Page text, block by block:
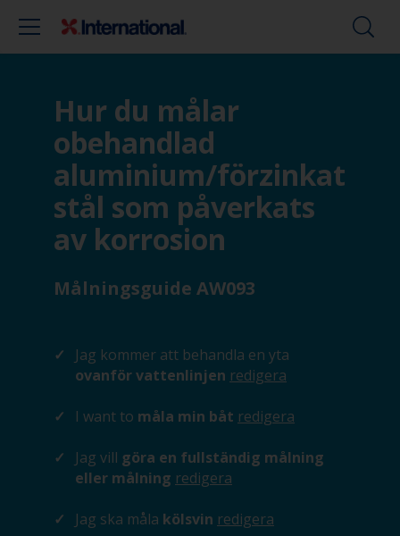
Hur du målar
obehandlad
aluminium/förzinkat
stål som påverkats
av korrosion
Målningsguide AW093
Jag kommer att behandla en yta
ovanför vattenlinjen redigera
I want to måla min båt redigera
Jag vill göra en fullständig målning
eller målning redigera
Jag ska måla kölsvin redigera